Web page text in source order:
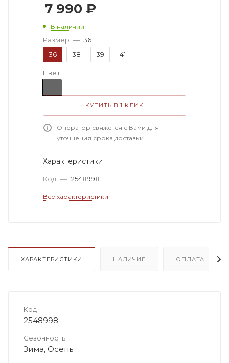
7 990 ₽
В наличии
Размер — 36
36
38 39 41
Цвет:
КУПИТЬ В 1 КЛИК
Оператор свяжется с Вами для
уточнения срока доставки.
Характеристики
Код — 2548998
Все характеристики
ХАРАКТЕРИСТИКИ НАЛИЧИЕ ОПЛАТА
Код
2548998
Сезонность
Зима, Осень